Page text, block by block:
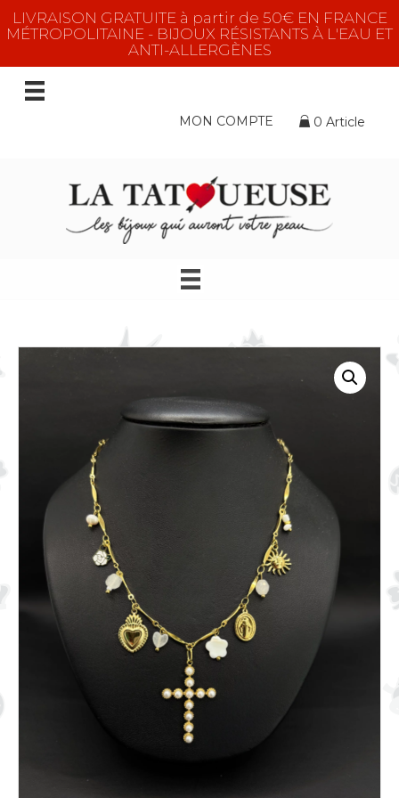
LIVRAISON GRATUITE à partir de 50€ EN FRANCE
MÉTROPOLITAINE - BIJOUX RÉSISTANTS À L'EAU ET
ANTI-ALLERGÈNES
MON COMPTE 0 Article